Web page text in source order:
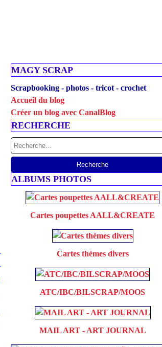
MAGY SCRAP
Scrapbooking - photos - tricot - crochet
Accueil du blog
Créer un blog avec CanalBlog
RECHERCHE
ALBUMS PHOTOS
Cartes poupettes AALL&CREATE
Cartes thèmes divers
ATC/IBC/BILSCRAP/MOOS
MAIL ART - ART JOURNAL